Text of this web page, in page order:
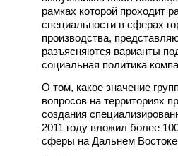
рамках которой проходит
специальности в сферах
производства,
разъясняются варианты
социальная политика
О том, какое значение
вопросов на территориях
создания
2011 году вложил более
сферы на Дальнем